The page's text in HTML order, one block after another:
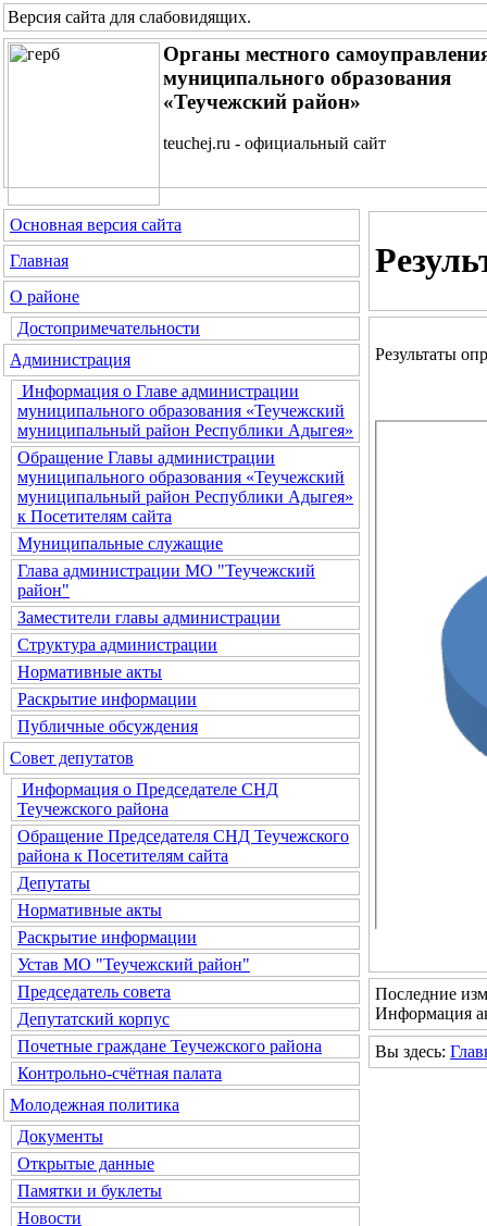
Версия сайта для слабовидящих.
Органы местного
муниципального образования
«Теучежский район»
teuchej.ru - официальный сайт
Основная версия сайта
Главная
О районе
Достопримечательности
Администрация
Информация о Главе администрации
муниципального образования «Теучежский
муниципальный район Республики Адыгея»
Обращение Главы администрации
муниципального образования «Теучежский
муниципальный район Республики Адыгея»
к Посетителям сайта
Муниципальные служащие
Глава администрации МО "Теучежский
район"
Заместители главы администрации
Структура администрации
Нормативные акты
Раскрытие информации
Публичные обсуждения
Совет депутатов
Информация о Председателе СНД
Теучежского района
Обращение Председателя СНД Теучежского
района к Посетителям сайта
Депутаты
Нормативные акты
Раскрытие информации
Устав МО "Теучежский район"
Председатель совета
Депутатский корпус
Почетные граждане Теучежского района
Контрольно-счётная палата
Молодежная политика
Документы
Открытые данные
Памятки и буклеты
Новости
Результаты
Последние
Информация
Вы здесь: